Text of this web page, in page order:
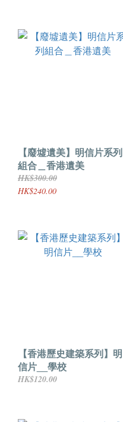
【廢墟遺美】明信片系列
組合＿香港遺美
HK$300.00
HK$240.00
【香港歷史建築系列】明
信片__學校
HK$120.00